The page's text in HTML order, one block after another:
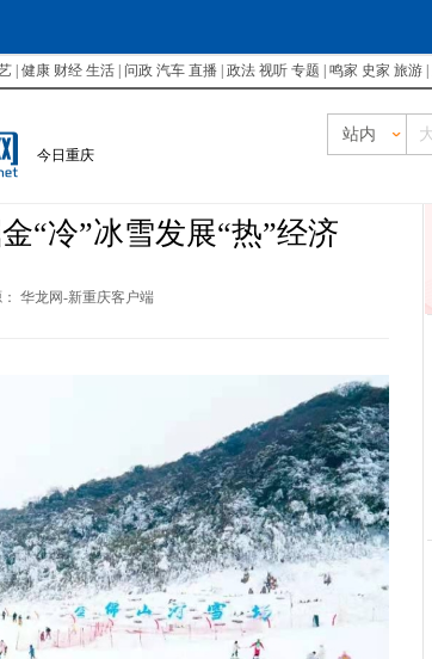
健康 财经 生活 问政 汽车 直播 政法 视听 专题 鸣家 史家 旅游
今日重庆
站内
“冷”冰雪发展“热”经济
华龙网-新重庆客户端